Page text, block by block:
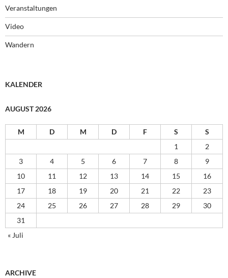
Veranstaltungen
Video
Wandern
KALENDER
AUGUST 2026
M D M D F S
S
1
2
3
4 5 6 7 8
9
10
11 12 13 14 15
16
17
18 19 20 21 22
23
24
25 26 27 28 29
30
31
« Juli
ARCHIVE